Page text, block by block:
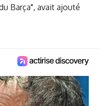
Barça", avait ajouté